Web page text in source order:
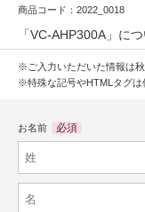
商品コード：2022_0018
「VC-AHP300A」に
※ご入力いただいた情報は秋
※特殊な記号やHTMLタグは
お名前 必須